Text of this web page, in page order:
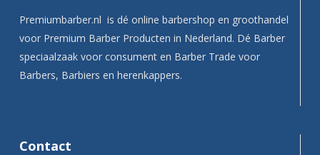
Premiumbarber.nl is dé online barbershop en groothandel
voor Premium Barber Producten in Nederland. Dé Barber
speciaalzaak voor consument en Barber Trade voor
Barbers, Barbiers en herenkappers.
Contact